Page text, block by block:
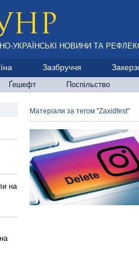
УКРАЇНСЬКІ НОВИНИ ТА
Зазбруччя
Ґешефт Поспільство
на
Матеріали за тегом "Zaxidfest"